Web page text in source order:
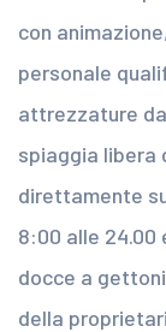
con
personale
attrezzature
spiaggia libera
direttamente
8:00 alle
docce a
della